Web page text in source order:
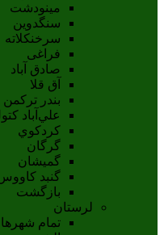
مینودشت
سنگدوین
سرخنکلاته
فراغی
صادق آباد
آق قلا
بندر ترکمن
علي‌آباد کتول
کردکوي
گرگان
گميشان
گنبد کاووس
بازگشت
لرستان
تمام شهر‌ها